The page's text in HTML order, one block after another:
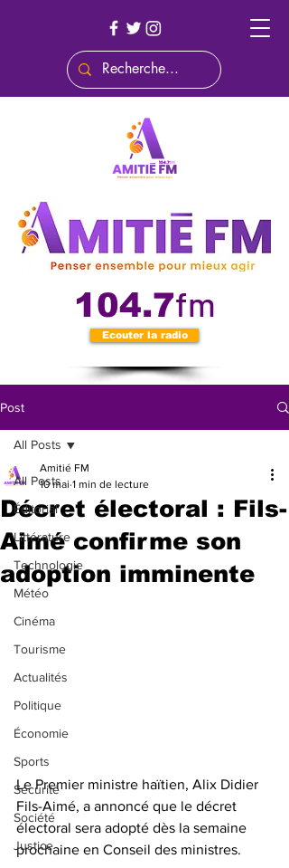
104.7fm
Ecouter la radio
Post
All Posts
Éditorial
Littérature
Technologie
Météo
Cinéma
Tourisme
Actualités
Politique
Économie
Sports
Sécurité
Société
Justice
All Posts
Décret électoral : Fils-
Aimé confirme son
adoption imminente
Amitié FM
10 mai 1 min de lecture
Le Premier ministre haïtien, Alix Didier
Fils-Aimé, a annoncé que le décret
électoral sera adopté dès la semaine
prochaine en Conseil des ministres.